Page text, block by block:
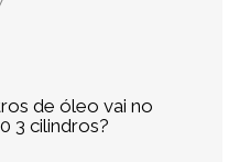
de óleo vai no
3 cilindros?